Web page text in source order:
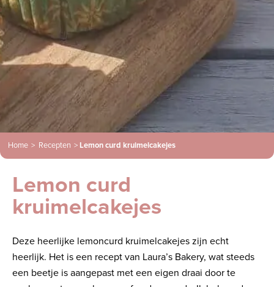
Home > Recepten > Lemon curd kruimelcakejes
Lemon curd
kruimelcakejes
Deze heerlijke lemoncurd kruimelcakejes zijn echt
heerlijk. Het is een recept van Laura’s Bakery, wat steeds
een beetje is aangepast met een eigen draai door te